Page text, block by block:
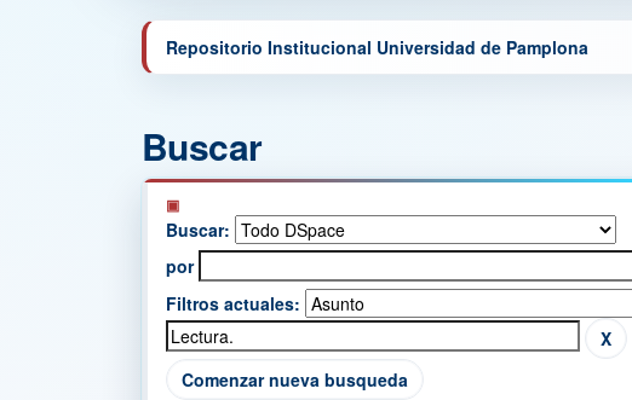
Repositorio Institucional Universidad de Pamplona
Buscar
Buscar:
por
Filtros actuales:
Comenzar nueva busqueda